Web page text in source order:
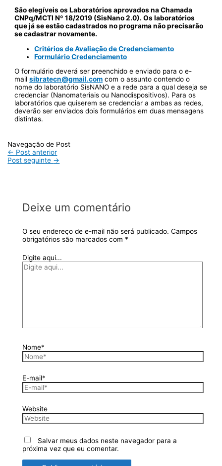
São elegíveis os Laboratórios aprovados na Chamada
CNPq/MCTI Nº 18/2019 (SisNano 2.0). Os laboratórios
que já se estão cadastrados no programa não precisarão
se cadastrar novamente.
Critérios de Avaliação de Credenciamento
Formulário Credenciamento
O formulário deverá ser preenchido e enviado para o e-
mailsibratecn@gmail.com com o assunto contendo o
nome do laboratório SisNANO e a rede para a qual deseja se
credenciar (Nanomateriais ou Nanodispositivos). Para os
laboratórios que quiserem se credenciar a ambas as redes,
deverão ser enviados dois formulários em duas mensagens
distintas.
Navegação de Post
← Post anterior
Post seguinte →
Deixe um comentário
O seu endereço de e-mail não será publicado. Campos
obrigatórios são marcados com *
Digite aqui...
Nome*
E-mail*
Website
Salvar meus dados neste navegador para a
próxima vez que eu comentar.